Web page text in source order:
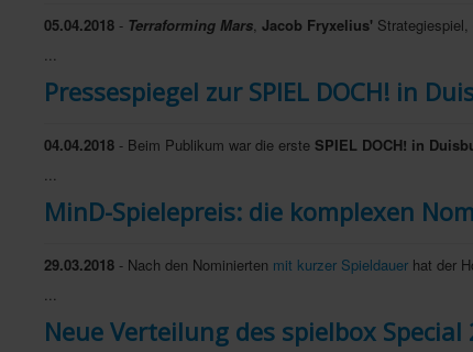
05.04.2018 - Terraforming Mars, Jacob Fryxelius'
...
Pressespiegel zur SPIEL DOCH! in
04.04.2018 - Beim Publikum war die erste SPIEL DOCH! in
...
MinD-Spielepreis: die komplexen
29.03.2018 - Nach den Nominierten mit kurzer Spieldauer hat der
...
Neue Verteilung des spielbox